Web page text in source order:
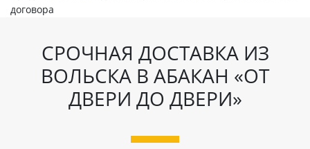
договора
СРОЧНАЯ ДОСТАВКА ИЗ
ВОЛЬСКА В АБАКАН «ОТ
ДВЕРИ ДО ДВЕРИ»